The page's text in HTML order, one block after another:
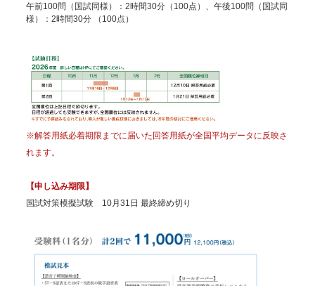
午前100問（国試同様）：2時間30分（100点）、午後100問（国試同
様）：2時間30分 （100点）
※解答用紙必着期限までに届いた回答用紙が全国平均データに反映さ
れます。
【申し込み期限】
国試対策模擬試験 10月31日 最終締め切り